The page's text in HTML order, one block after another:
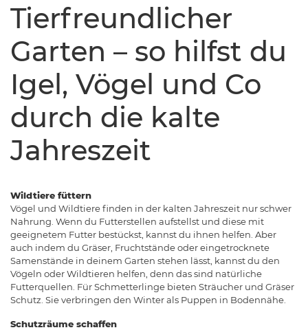
Tierfreundlicher
Garten – so hilfst du
Igel, Vögel und Co
durch die kalte
Jahreszeit
Wildtiere füttern
Vögel und Wildtiere finden in der kalten Jahreszeit nur schwer
Nahrung. Wenn du Futterstellen aufstellst und diese mit
geeignetem Futter bestückst, kannst du ihnen helfen. Aber
auch indem du Gräser, Fruchtstände oder eingetrocknete
Samenstände in deinem Garten stehen lässt, kannst du den
Vögeln oder Wildtieren helfen, denn das sind natürliche
Futterquellen. Für Schmetterlinge bieten Sträucher und Gräser
Schutz. Sie verbringen den Winter als Puppen in Bodennähe.
Schutzräume schaffen